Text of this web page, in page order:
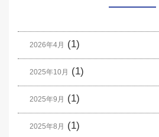
2026年4月 (1)
2025年10月 (1)
2025年9月 (1)
2025年8月 (1)